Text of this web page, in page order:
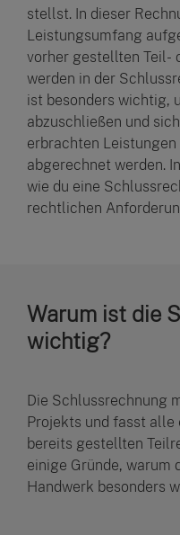
stellst. In dieser
Leistungsumfang
vorher gestellten Teil-
werden in der
ist besonders wichtig,
abzuschließen und
erbrachten
abgerechnet werden.
wie du eine
rechtlichen
Warum ist die
wichtig?
Die Schlussrechnung
Projekts und fasst alle
bereits gestellten
einige Gründe, warum
Handwerk besonders